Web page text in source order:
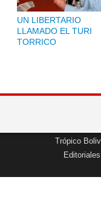
UN LIBERTARIO
LLAMADO EL TURI
TORRICO
Trópico
Editoriales